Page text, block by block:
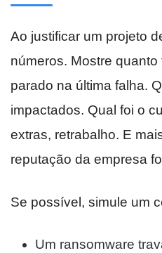
Ao justificar um projeto
números. Mostre
parado na última falha.
impactados. Qual foi o
extras, retrabalho. E
reputação da empresa
Se possível, simule um
Um ransomware